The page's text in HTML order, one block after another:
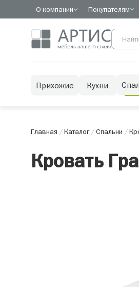
О компании Покупателям
Прихожие Кухни
Главная /Каталог/Спальни /
Кровать